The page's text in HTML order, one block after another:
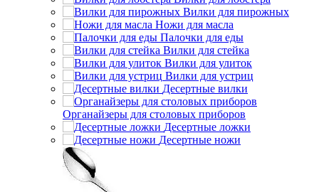
Вилки для пирожных
Ножи для масла
Палочки для еды
Вилки для стейка
Вилки для улиток
Вилки для устриц
Десертные вилки
Органайзеры для столовых приборов
Десертные ложки
Десертные ножи